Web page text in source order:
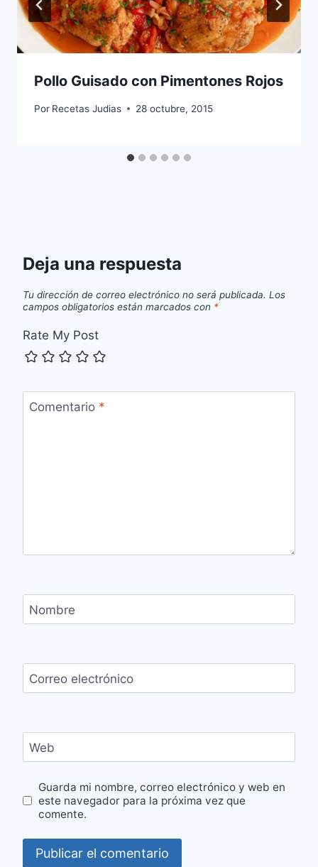
Pollo Guisado con Pimentones Rojos
Por Recetas Judias 28 octubre, 2015
Deja una respuesta
Tu dirección de correo electrónico no será publicada. Los
campos obligatorios están marcados con *
Rate My Post
Comentario *
Nombre
Correo electrónico
Web
Guarda mi nombre, correo electrónico y web en
este navegador para la próxima vez que
comente.